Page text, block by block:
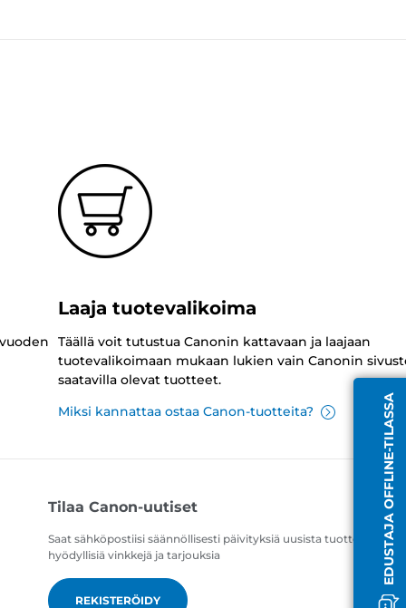
EDUSTAJA OFFLINE-TILASSA
Laaja tuotevalikoima
Täällä voit tutustua Canonin kattavaan ja laajaan
tuotevalikoimaan mukaan lukien vain Canonin
saatavilla olevat tuotteet.
Miksi kannattaa ostaa Canon-tuotteita?
Tilaa Canon-uutiset
Saat sähköpostiisi säännöllisesti päivityksiä uusista tuotteista,
hyödyllisiä vinkkejä ja tarjouksia
REKISTERÖIDY